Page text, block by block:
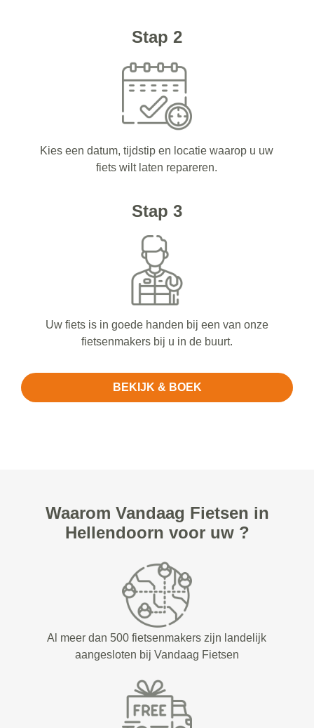
Stap 2
Kies een datum, tijdstip en locatie waarop u uw
fiets wilt laten repareren.
Stap 3
Uw fiets is in goede handen bij een van onze
fietsenmakers bij u in de buurt.
BEKIJK & BOEK
Waarom Vandaag Fietsen in
Hellendoorn voor uw ?
Al meer dan 500 fietsenmakers zijn landelijk
aangesloten bij Vandaag Fietsen